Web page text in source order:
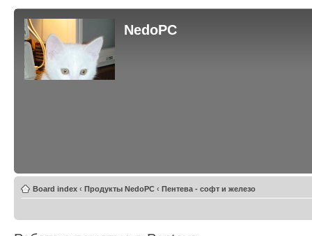
NedoPC
Board index ‹ Продукты NedoPC ‹ Пентева - софт и железо